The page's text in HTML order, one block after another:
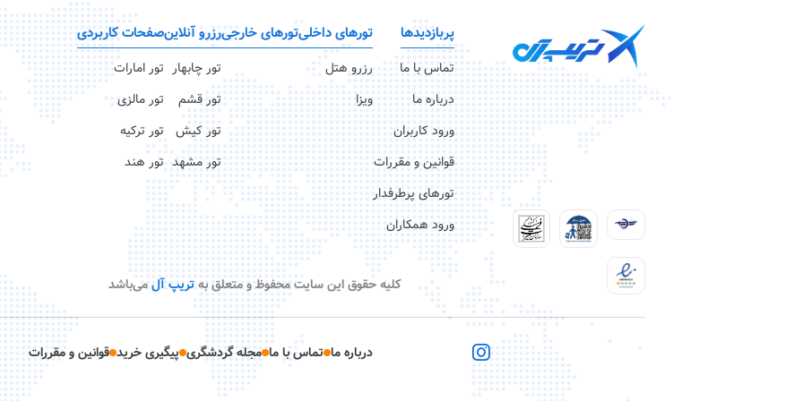
پربازدیدها
تماس با ما
درباره ما
ورود کاربران
قوانین و مقررات
تورهای پرطرفدار
ورود همکاران
تورهای داخلی
رزرو هتل
ویزا
تورهای خارجیرزرو آنلاین
تور چابهار
تور قشم
تور کیش
تور مشهد
صفحات کاربردی
تور امارات
تور مالزی
تور ترکیه
تور هند
کلیه حقوق این سایت محفوظ و متعلق بهتریپ آلمی‌باشد
درباره ما تماس با ما مجله گردشگری پیگیری خرید قوانین و مقررات